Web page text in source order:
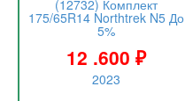
(12732) Комплект
175/65R14 Northtrek N5 До
5%
12 .600 ₽
2023